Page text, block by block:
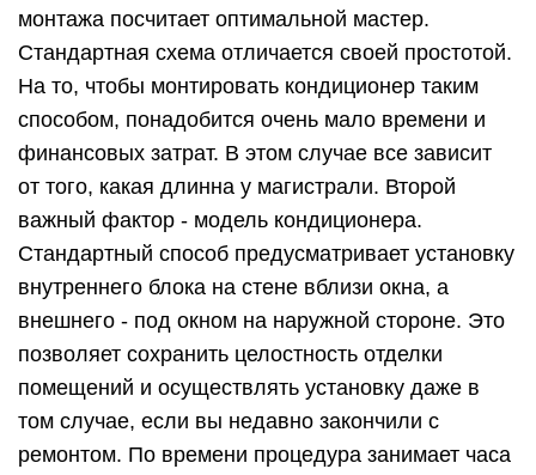
монтажа посчитает оптимальной мастер.
Стандартная схема отличается своей простотой.
На то, чтобы монтировать кондиционер таким
способом, понадобится очень мало времени и
финансовых затрат. В этом случае все зависит
от того, какая длинна у магистрали. Второй
важный фактор - модель кондиционера.
Стандартный способ предусматривает установку
внутреннего блока на стене вблизи окна, а
внешнего - под окном на наружной стороне. Это
позволяет сохранить целостность отделки
помещений и осуществлять установку даже в
том случае, если вы недавно закончили с
ремонтом. По времени процедура занимает часа